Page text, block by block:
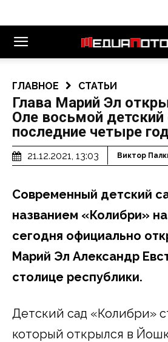
ГЛАВНОЕ СТАТЬИ
Глава Марий Эл
Оле восьмой детский
последние четыре
21.12.2021, 13:03 Виктор
Современный детский
названием «Колибри»
сегодня официально
Марий Эл Александр
столице республики.
Детский сад «Колибри»
который открылся в